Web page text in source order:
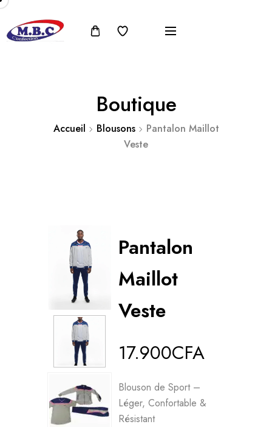
Boutique
Accueil Blousons
Pantalon Maillot
Veste
Pantalon
Maillot
Veste
17.900CFA
Blouson de Sport –
Léger, Confortable &
Résistant